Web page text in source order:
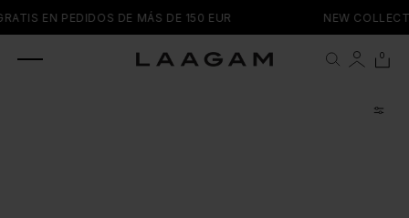
EN PEDIDOS DE MÁS DE 150 EUR NEW
Cart
0
0 items